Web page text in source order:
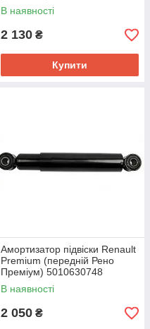
В наявності
2 130 ₴
Купити
Амортизатор підвіски Renault
Premium (передній Рено
Преміум) 5010630748
В наявності
2 050 ₴